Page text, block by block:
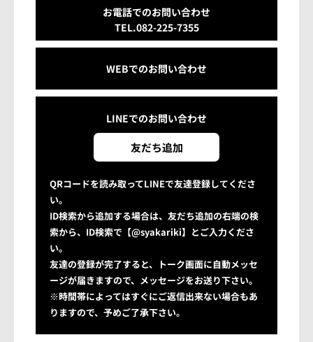
LINEでお問い合わせ
営業時間：10:00~18:00（日・祝10:00~17:00）
定休日：第3日曜/水曜定休
お電話でのお問い合わせ
TEL.082-225-7355
WEBでのお問い合わせ
LINEでのお問い合わせ
友だち追加
QRコードを読み取ってLINEで友達登録してくださ
い。
ID検索から追加する場合は、友だち追加の右端の検
索から、ID検索で【@syakariki】とご入力くださ
い。
友達の登録が完了すると、トーク画面に自動メッセ
ージが届きますので、メッセージをお送り下さい。
※時間帯によってはすぐにご返信出来ない場合もあ
りますので、予めご了承下さい。